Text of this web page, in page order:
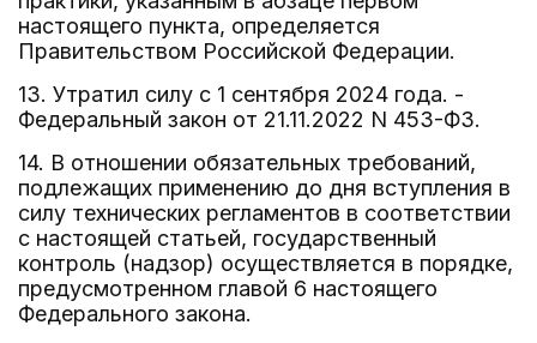
настоящего пункта, определяется
Правительством Российской Федерации.
13. Утратил силу с 1 сентября 2024 года. -
Федеральный закон от 21.11.2022 N 453-ФЗ.
14. В отношении обязательных требований,
подлежащих применению до дня вступления в
силу технических регламентов в соответствии
с настоящей статьей, государственный
контроль (надзор) осуществляется в порядке,
предусмотренном главой 6 настоящего
Федерального закона.